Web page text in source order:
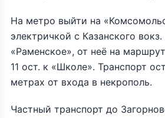
На метро выйти на
электричкой с Казанского
«Раменское», от неё на
11 ост. к «Школе». Транспорт
метрах от входа в некрополь.
Частный транспорт до